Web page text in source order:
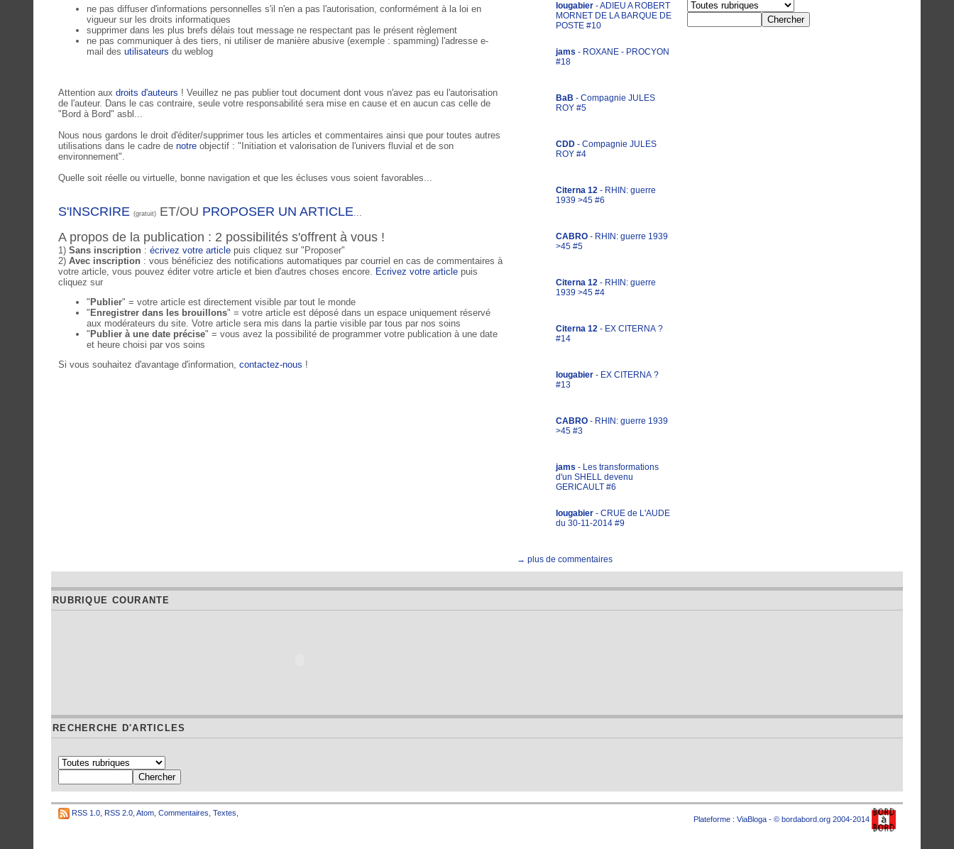
ne pas diffuser d'informations personnelles s'il n'en a pas l'autorisation, conformément à la loi en
vigueur sur les droits informatiques
supprimer dans les plus brefs délais tout message ne respectant pas le présent règlement
ne pas communiquer à des tiers, ni utiliser de manière abusive (exemple : spamming) l'adresse e-
mail des utilisateurs du weblog
Attention aux droits d'auteurs ! Veuillez ne pas publier tout document dont vous n'avez pas eu l'autorisation
de l'auteur. Dans le cas contraire, seule votre responsabilité sera mise en cause et en aucun cas celle de
"Bord à Bord" asbl...
Nous nous gardons le droit d'éditer/supprimer tous les articles et commentaires ainsi que pour toutes autres
utilisations dans le cadre de notre objectif : "Initiation et valorisation de l'univers fluvial et de son
environnement".
Quelle soit réelle ou virtuelle, bonne navigation et que les écluses vous soient favorables...
S'INSCRIRE (gratuit) ET/OU PROPOSER UN ARTICLE
A propos de la publication : 2 possibilités s'offrent à vous !
1) Sans inscription : écrivez votre article puis cliquez sur "Proposer"
2) Avec inscription : vous bénéficiez des notifications automatiques par courriel en cas de commentaires à
votre article, vous pouvez éditer votre article et bien d'autres choses encore.
Ecrivez votre article puis
cliquez sur
"Publier" = votre article est directement visible par tout le monde
"Enregistrer dans les brouillons" = votre article est déposé dans un espace uniquement réservé
aux modérateurs du site. Votre article sera mis dans la partie visible par tous par nos soins
"Publier à une date précise" = vous avez la possibilité de programmer votre publication à une date
et heure choisi par vos soins
Si vous souhaitez d'avantage d'information, contactez-nous !
lougabier - ADIEU A ROBERT
MORNET DE LA BARQUE DE
POSTE #10
jams - ROXANE - PROCYON
#18
BaB - Compagnie JULES
ROY #5
CDD - Compagnie JULES
ROY #4
Citerna 12 - RHIN: guerre
1939 >45 #6
CABRO - RHIN: guerre 1939
>45 #5
Citerna 12 - RHIN: guerre
1939 >45 #4
Citerna 12 - EX CITERNA ?
#14
lougabier - EX CITERNA ?
#13
CABRO - RHIN: guerre 1939
>45 #3
jams - Les transformations
d'un SHELL devenu
GERICAULT #6
lougabier - CRUE de L'AUDE
du 30-11-2014 #9
→ plus de commentaires
RUBRIQUE COURANTE
RECHERCHE D'ARTICLES
RSS 1.0 RSS 2.0 Atom Commentaires Textes
Plateforme : ViaBloga - © bordabord.org 2004-2014